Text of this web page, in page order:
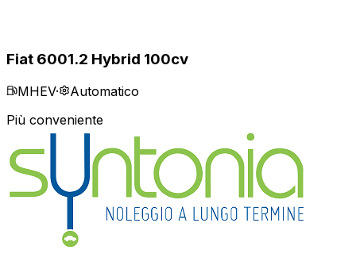
Fiat 6001.2 Hybrid 100cv
MHEV·
Automatico
Più conveniente